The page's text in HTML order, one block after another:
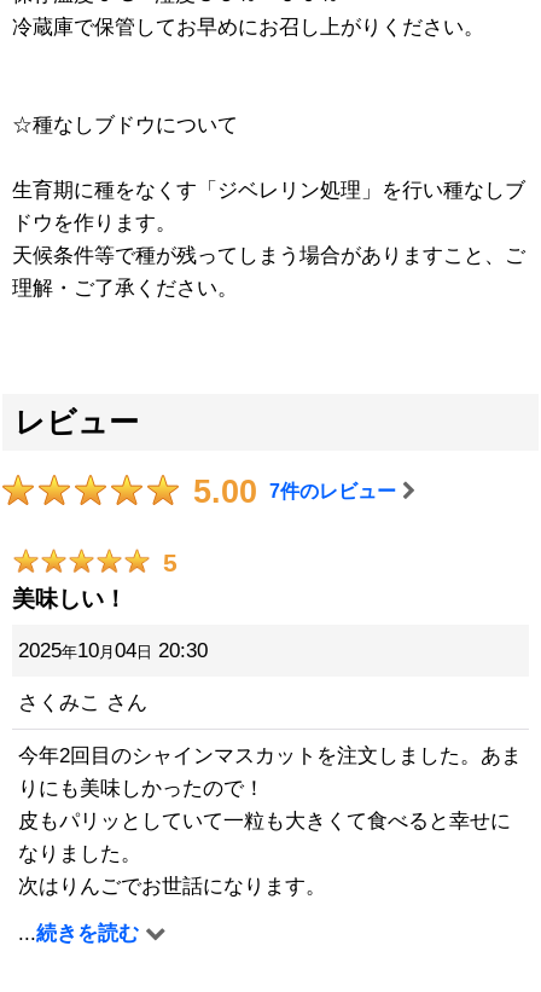
冷蔵庫で保管してお早めにお召し上がりください。
☆種なしブドウについて
生育期に種をなくす「ジベレリン処理」を行い種なしブ
ドウを作ります。
天候条件等で種が残ってしまう場合がありますこと、ご
理解・ご了承ください。
レビュー
5.00 7件のレビュー
5
美味しい！
2025年10月 04 日 20:30
さくみこ さん
今年2回目のシャインマスカットを注文しました。あま
りにも美味しかったので！
皮もパリッとしていて一粒も大きくて食べると幸せに
なりました。
次はりんごでお世話になります。
(秋のりんご注文しました)
スターカットという切り方を今まで知らなかったので
...続きを読む